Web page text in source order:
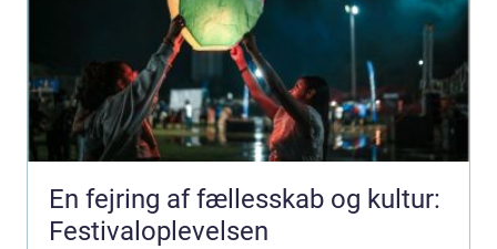
En fejring af fællesskab og kultur:
Festivaloplevelsen